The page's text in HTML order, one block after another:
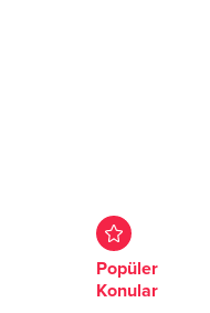
Popüler
Konular